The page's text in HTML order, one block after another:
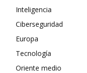
Inteligencia
Ciberseguridad
Europa
Tecnología
Oriente medio